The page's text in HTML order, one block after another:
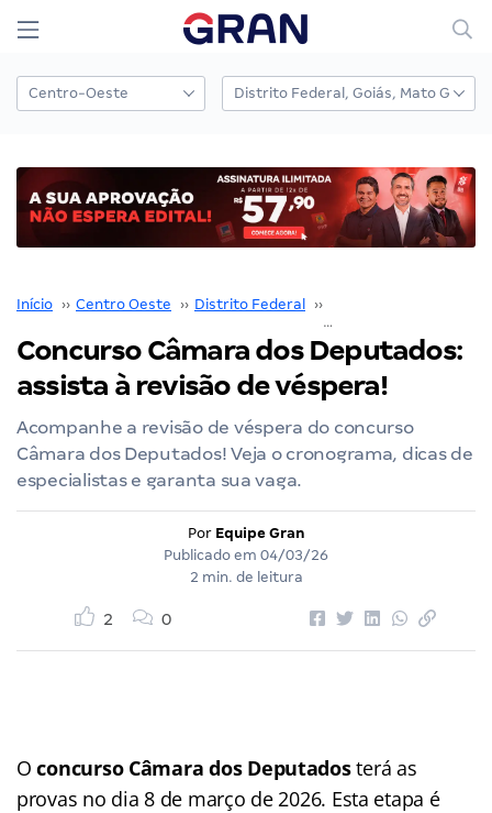
Início ›› Centro Oeste ›› Distrito Federal ››
Concurso Câmara dos Deputados:
assista à revisão de véspera!
Acompanhe a revisão de véspera do concurso
Câmara dos Deputados! Veja o cronograma, dicas de
especialistas e garanta sua vaga.
Por Equipe Gran
Publicado em 04/03/26
2 min. de leitura
2 0
Oconcurso Câmara dos Deputadosterá as
provas no dia 8 de março de 2026. Esta etapa é